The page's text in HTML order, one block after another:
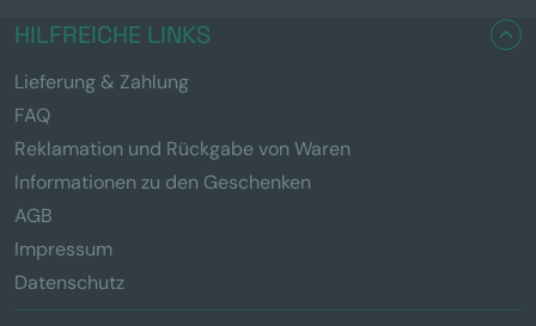
HILFREICHE LINKS
Lieferung & Zahlung
FAQ
Reklamation und Rückgabe von Waren
Informationen zu den Geschenken
AGB
Impressum
Datenschutz